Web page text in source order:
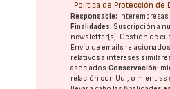
Política de Protección de
Responsable: Interempresas
Finalidades: Suscripción a
newsletter(s). Gestión de
Envío de emails
relativos a intereses
asociados.Conservación:
relación con Ud., o mientras